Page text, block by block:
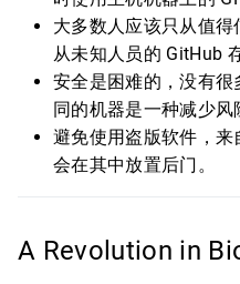
大多数人应该只从值
从未知人员的 GitHub
安全是困难的，没有
同的机器是一种减少风
避免使用盗版软件，来
会在其中放置后门。
A Revolution in